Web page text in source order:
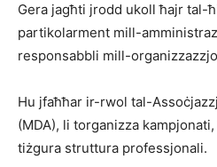
Gera jagħti jrodd ukoll ħajr tal-
partikolarment mill-
responsabbli mill-
Hu jfaħħar ir-rwol tal-
(MDA), li torganizza
tiżgura struttura professjonali.